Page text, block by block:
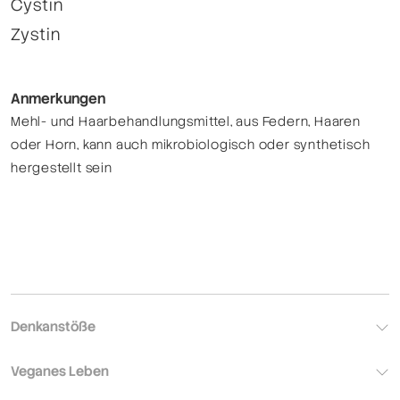
Cystin
Zystin
Anmerkungen
Mehl- und Haarbehandlungsmittel, aus Federn, Haaren
oder Horn, kann auch mikrobiologisch oder synthetisch
hergestellt sein
Denkanstöße
Veganes Leben